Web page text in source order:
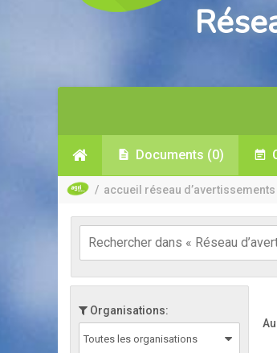
Documents (0)
/ accueil réseau
Organisations:
Toutes les organisations